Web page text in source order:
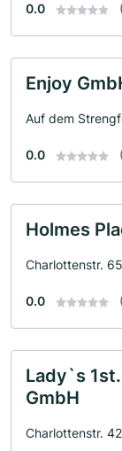
0.0
Enjoy
Auf dem
0.0
Holmes
Charlottenstr.
0.0
Lady`s
GmbH
Charlottenstr.